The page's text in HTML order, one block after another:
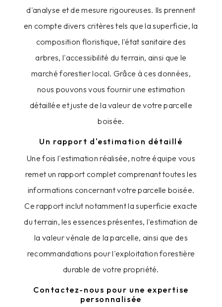
d'analyse et de mesure rigoureuses. Ils prennent
en compte divers critères tels que la superficie, la
composition floristique, l'état sanitaire des
arbres, l'accessibilité du terrain, ainsi que le
marché forestier local. Grâce à ces données,
nous pouvons vous fournir une estimation
détaillée et juste de la valeur de votre parcelle
boisée.
Un rapport d'estimation détaillé
Une fois l'estimation réalisée, notre équipe vous
remet un rapport complet comprenant toutes les
informations concernant votre parcelle boisée.
Ce rapport inclut notamment la superficie exacte
du terrain, les essences présentes, l'estimation de
la valeur vénale de la parcelle, ainsi que des
recommandations pour l'exploitation forestière
durable de votre propriété.
Contactez-nous pour une expertise
personnalisée